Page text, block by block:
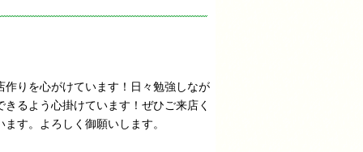
りを心がけています！日々勉強しなが
るよう心掛けています！ぜひご来店く
す。よろしく御願いします。